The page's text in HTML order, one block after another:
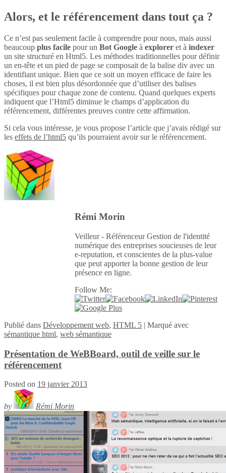
Alors, et le référencement dans tout ça ?
Ce n’est pas seulement facile à comprendre pour nous, mais aussi
beaucoup plus facile pour un Bot Google à explorer et à indexer
un site structuré en Html5. Les méthodes traditionnelles pour définir
un en-tête et un pied de page se composait de la balise div avec un
identifiant unique. Bien que ce soit un moyen efficace de faire les
choses, il est bien plus désordonnée que d’utiliser des balises
spécifiques pour chaque zone de contenu. Quand quelques experts
indiquent que l’Html5 diminue le champs d’application du
référencement, différentes preuves contre cette affirmation.
Si cela vous intéresse, je vous propose l’article que j’avais rédigé sur
les effets de l’html5 qu’ils pourraient avoir sur le référencement.
Rémi Morin
Veilleur - Référenceur Gestion de l'identité
numérique des entreprises soucieuses de leur
e-reputation, et conscientes de la plus-value
que peut apporter la bonne gestion de leur
présence en ligne.
Follow Me:
Publié dans Développement web, HTML 5 | Marqué avec
sémantique html, web sémantique
Présentation de WeBBoard, outil de veille sur le
référencement
Posted on 19 janvier 2013
by Rémi Morin